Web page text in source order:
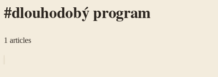
#dlouhodobý program
1 articles